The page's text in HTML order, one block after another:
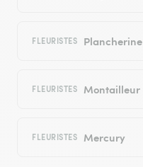
FLEURISTES Plancherine
FLEURISTES Montailleur
FLEURISTES Mercury